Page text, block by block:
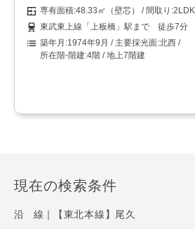
48.33㎡（壁芯）
2LDK
東武東上線「上板橋」駅まで 徒歩7分
1974年9月
北西
4階 / 地上7階建
現在の検索条件
沿 線｜ 【東北本線】尾久